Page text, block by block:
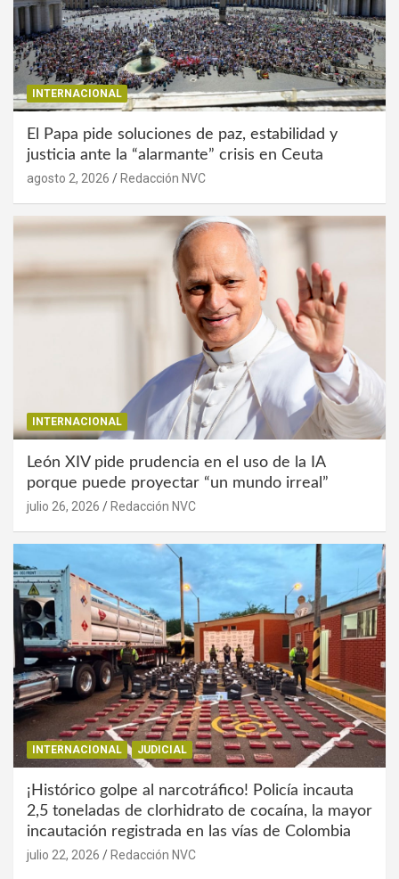
INTERNACIONAL
El Papa pide soluciones de paz, estabilidad y
justicia ante la “alarmante” crisis en Ceuta
agosto 2, 2026 Redacción NVC
INTERNACIONAL
León XIV pide prudencia en el uso de la IA
porque puede proyectar “un mundo irreal”
julio 26, 2026 Redacción NVC
INTERNACIONAL JUDICIAL
¡Histórico golpe al narcotráfico! Policía incauta
2,5 toneladas de clorhidrato de cocaína, la mayor
incautación registrada en las vías de Colombia
julio 22, 2026 Redacción NVC